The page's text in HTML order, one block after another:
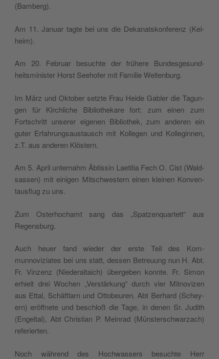
(Bam­berg).
Am 11. Jan­u­ar tagte bei uns die Dekanatskon­ferenz (Kel­
heim).
Am 20. Feb­ru­ar besuchte der frühere Bun­des­ge­sund­
heitsmin­is­ter Horst See­hofer mit Fam­i­lie Weltenburg.
Im März und Okto­ber set­zte Frau Hei­de Gabler die Tagun­
gen für Kirch­liche Bib­lio­thekare fort: zum einen zum
Fortschritt unser­er eige­nen Bib­lio­thek, zum anderen ein
guter Erfahrungsaus­tausch mit Kol­le­gen und Kol­legin­nen,
z.T. aus anderen Klöstern.
Am 5. April unter­nahm Äbtissin Laeti­tia Fech O. Cist (Wald­
sassen) mit eini­gen Mitschwest­ern einen kleinen Kon­ven­
taus­flug zu uns.
Zum Oster­hochamt sang das „Spatzen­quar­tett“ aus
Regensburg.
Auch heuer fand wieder der erste Teil des Kom­
munnoviziates bei uns statt, dessen Betreu­ung nun H. Abt.
Fr. Vinzenz (Nieder­al­taich) übergeben kon­nte. Fr. Simon
erhielt drei Wochen „Ver­stärkung“ durch vier Mit­novizen
aus Ettal, Schäft­larn und Otto­beuren. Abt Berhard (Schey­
ern) eröffnete und beschloß die Tage, in denen Sr. Judith
(Engeltal), Abt Chris­t­ian P. Mein­rad (Mün­ster­schwarzach)
referierten.
Noch während des Hochwassers besuchte Herr